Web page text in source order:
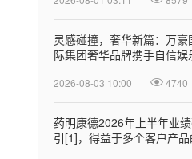
灵感碰撞，奢华新篇：万豪
际集团奢华品牌携手自信娱
2026-08-03 10:00 4740
药明康德2026年上半年业
引[1]，得益于多个客户产